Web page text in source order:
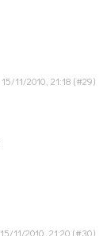
15/11/2010, 21:18
15/11/2010, 21:20